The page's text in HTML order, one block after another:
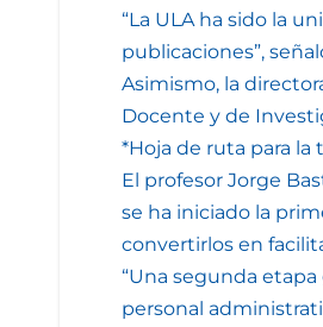
“La ULA ha sido la
publicaciones”,
Asimismo, la
Docente y de
*Hoja de ruta para
El profesor Jorge
se ha iniciado la
convertirlos en
“Una segunda
personal